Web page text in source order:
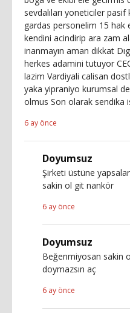
sevdalıları yoneticiler
gardas personelim 15 hak
kendini acindirip ara zam
inanmayın aman dikkat
herkes adamini tutuyor
lazim Vardiyali calisan
yaka yipraniyo kurumsal
olmus Son olarak sendika
6 ay önce
Doyumsuz
Şirketi üstüne
sakin ol git nankör
6 ay önce
Doyumsuz
Beğenmiyosan sakin
doymazsın aç
6 ay önce